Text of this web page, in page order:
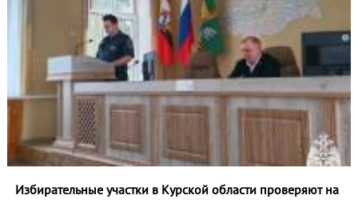
Избирательные участки в Курской области проверяют на